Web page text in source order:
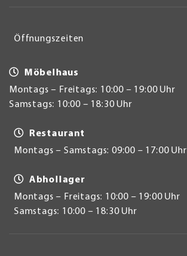
Öffnungszeiten
Möbelhaus
Montags – Freitags: 10:00 – 19:00 Uhr
Samstags: 10:00 – 18:30 Uhr
Restaurant
Montags – Samstags: 09:00 – 17:00 Uhr
Abhollager
Montags – Freitags: 10:00 – 19:00 Uhr
Samstags: 10:00 – 18:30 Uhr